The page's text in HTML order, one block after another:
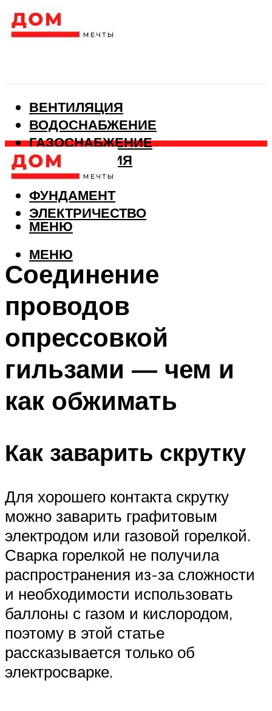
ВЕНТИЛЯЦИЯ
ВОДОСНАБЖЕНИЕ
ГАЗОСНАБЖЕНИЕ
КАНАЛИЗАЦИЯ
ОТОПЛЕНИЕ
ФУНДАМЕНТ
ЭЛЕКТРИЧЕСТВО
МЕНЮ
МЕНЮ
Соединение
проводов
опрессовкой
гильзами — чем и
как обжимать
Как заварить скрутку
Для хорошего контакта скрутку
можно заварить графитовым
электродом или газовой горелкой.
Сварка горелкой не получила
распространения из-за сложности
и необходимости использовать
баллоны с газом и кислородом,
поэтому в этой статье
рассказывается только об
электросварке.